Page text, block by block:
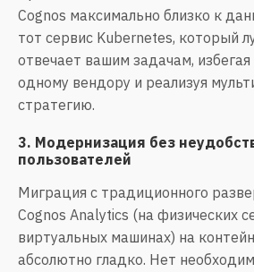
Cognos максимально близко к
тот сервис Kubernetes, который
отвечает вашим задачам, избегая
одному вендору и реализуя
стратегию.
3. Модернизация без
пользователей
Миграция с традиционного
Cognos Analytics (на физических
виртуальных машинах) на
абсолютно гладко. Нет